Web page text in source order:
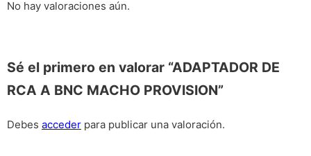
No hay valoraciones aún.
Sé el primero en valorar “ADAPTADOR DE
RCA A BNC MACHO PROVISION”
Debes acceder para publicar una valoración.